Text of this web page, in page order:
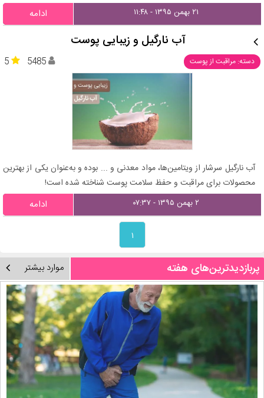
۲۱ بهمن ۱۳۹۵ - ۱۱:۴۸ ادامه
آب نارگیل و زیبایی پوست
دسته: مراقبت از پوست 5 5485
آب نارگیل سرشار از ویتامین‌ها، مواد معدنی و ... بوده و به‌عنوان یکی از بهترین
محصولات برای مراقبت و حفظ سلامت پوست شناخته شده است!
۲ بهمن ۱۳۹۵ - ۰۷:۳۷ ادامه
۱
پربازدیدترین‌های هفته موارد بیشتر